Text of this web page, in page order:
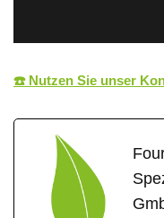
☎️ Nutzen Sie unser